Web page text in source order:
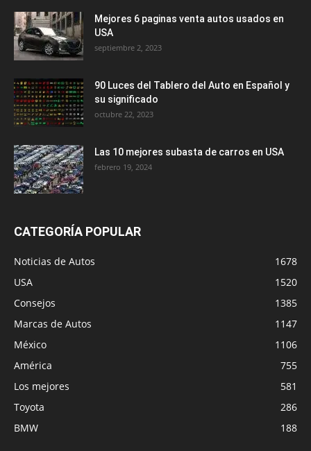
Mejores 6 paginas venta autos usados en
USA
septiembre 2, 2023
90 Luces del Tablero del Auto en Español y
su significado
octubre 22, 2023
Las 10 mejores subasta de carros en USA
febrero 19, 2024
CATEGORÍA POPULAR
Noticias de Autos
1678
USA
1520
Consejos
1385
Marcas de Autos
1147
México
1106
América
755
Los mejores
581
Toyota
286
BMW
188